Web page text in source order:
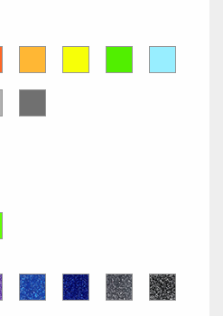
OpacoOpacoOpacoOpacoOpaco
ChiaroScuro
Fluo
Viola
Glitter
Blu
Zaffiro
Blu
Cobalto
Grigio
Glitter
Nero
Glitter